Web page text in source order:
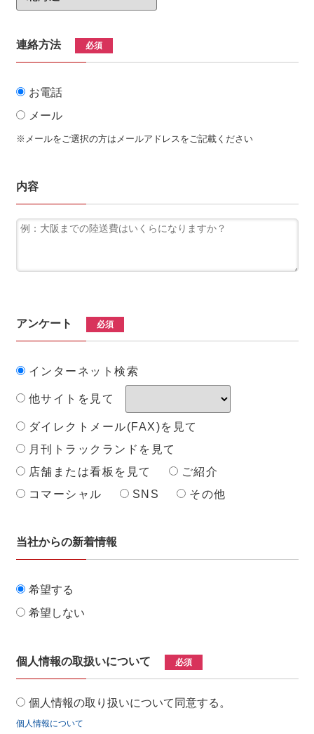
連絡方法 必須
お電話
メール
※メールをご選択の方はメールアドレスをご記載ください
内容
アンケート 必須
インターネット検索
他サイトを見て
ダイレクトメール(FAX)を見て
月刊トラックランドを見て
店舗または看板を見て
ご紹介
コマーシャル
SNS その他
当社からの新着情報
希望する
希望しない
個人情報の取扱いについて 必須
個人情報の取り扱いについて同意する。
個人情報について